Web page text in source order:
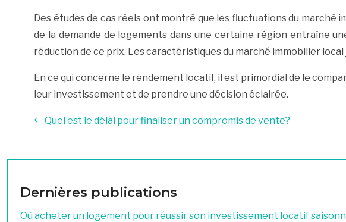
Des études de cas réels ont montré que les fluctuations du
de la demande de logements dans une certaine région entraîne
réduction de ce prix. Les caractéristiques du marché immobilier
En ce qui concerne le rendement locatif, il est primordial de le
leur investissement et de prendre une décision éclairée.
Quel est le délai pour finaliser un compromis de vente?
Dernières publications
Où acheter un logement pour réussir son investissement locatif